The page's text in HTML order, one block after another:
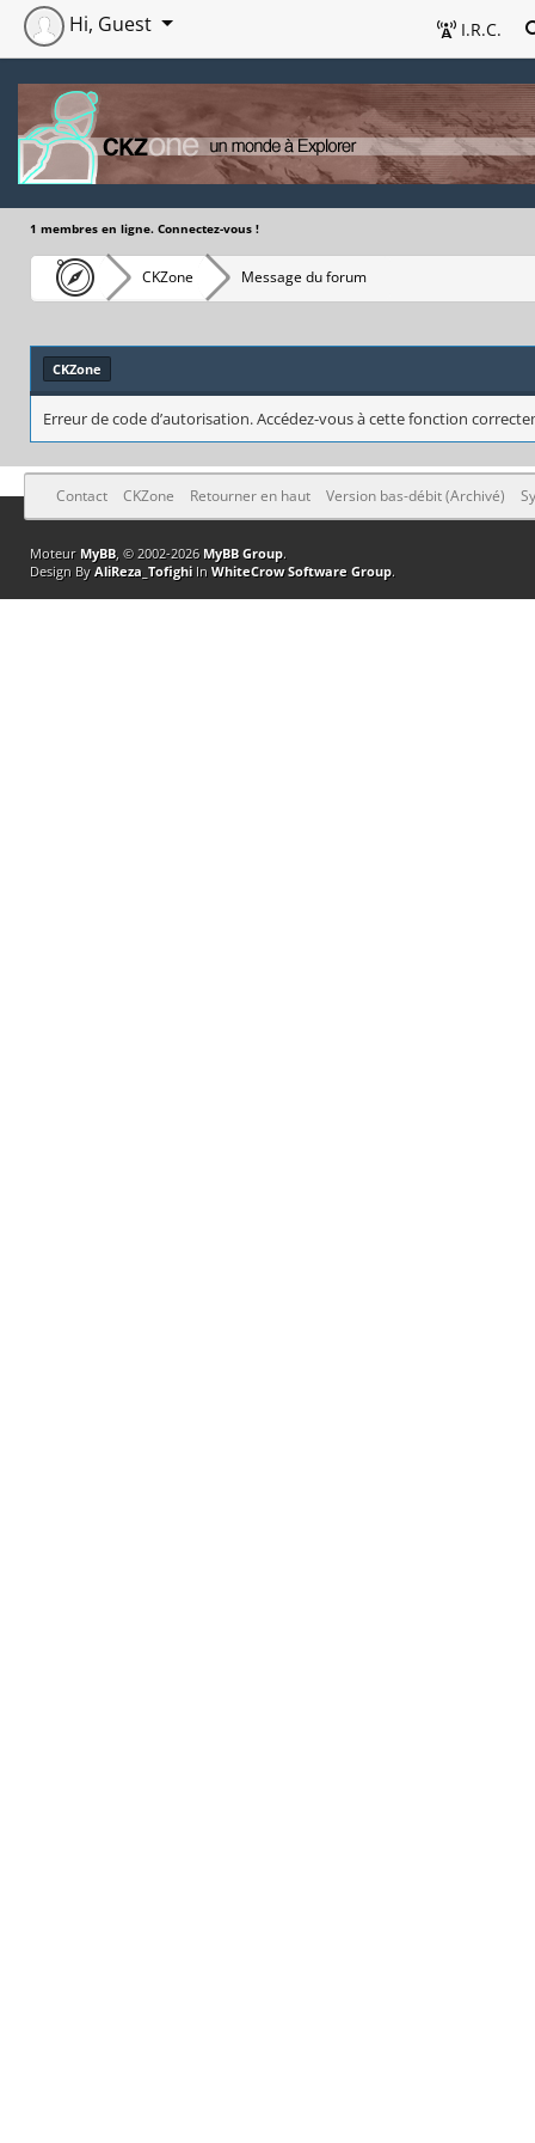
I.R.C.
Hi, Guest
1 membres en ligne. Connectez-vous !
CKZone Message du forum
CKZone
Erreur de code d’autorisation. Accédez-vous à cette fonction
Contact CKZone Retourner en haut Version bas-débit (Archivé)
Moteur MyBB, © 2002-2026 MyBB Group.
Design By AliReza_TofighiIn WhiteCrow Software Group.